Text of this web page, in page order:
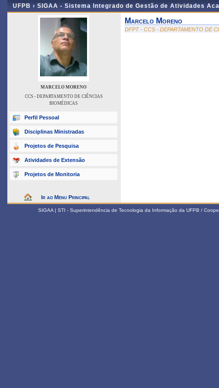
UFPB › SIGAA - Sistema Integrado de Gestão de Atividades
MARCELO MORENO
CCS - DEPARTAMENTO DE CIÊNCIAS
BIOMÉDICAS
Perfil Pessoal
Disciplinas Ministradas
Projetos de Pesquisa
Atividades de Extensão
Projetos de Monitoria
Ir ao Menu Principal
Marcelo Moreno
DFPT - CCS - DEPARTAMENTO DE
SIGAA | STI - Superintendência de Tecnologia da Informação da UFPB /